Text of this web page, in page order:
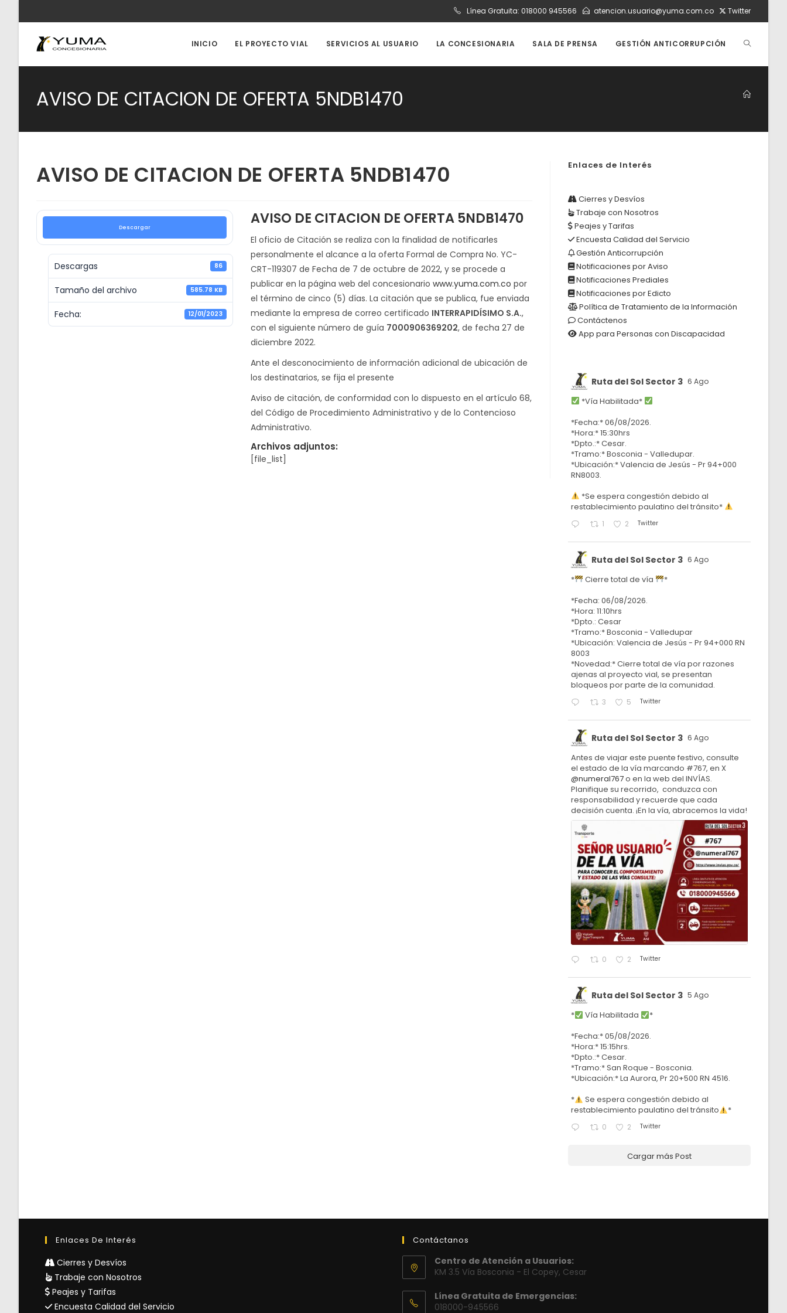
contenido
Línea Gratuita: 018000 945566 atencion.usuario@yuma.com.co Twitter
INICIO EL PROYECTO VIAL SERVICIOS AL USUARIO LA CONCESIONARIA SALA DE PRENSA GESTIÓN ANTICORRUPCIÓN ALTERNAR
BÚSQUEDA
DE
AVISO DE CITACION DE OFERTA 5NDB1470
AVISO DE CITACION DE OFERTA 5NDB1470
Descargar
Descargas 86
Tamaño del archivo 585.78 KB
Fecha: 12/01/2023
AVISO DE CITACION DE OFERTA 5NDB1470
El oficio de Citación se realiza con la finalidad de notificarles
personalmente el alcance a la oferta Formal de Compra No. YC-
CRT-119307 de Fecha de 7 de octubre de 2022, y se procede a
publicar en la página web del concesionario www.yuma.com.co por
el término de cinco (5) días. La citación que se publica, fue enviada
mediante la empresa de correo certificado INTERRAPIDÍSIMO S.A.,
con el siguiente número de guía 7000906369202, de fecha 27 de
diciembre 2022.
Ante el desconocimiento de información adicional de ubicación de
los destinatarios, se fija el presente
Aviso de citación, de conformidad con lo dispuesto en el artículo 68,
del Código de Procedimiento Administrativo y de lo Contencioso
Administrativo.
Archivos adjuntos:
[file_list]
Enlaces de Interés
Cierres y Desvíos
Trabaje con Nosotros
Peajes y Tarifas
Encuesta Calidad del Servicio
Gestión Anticorrupción
Notificaciones por Aviso
Notificaciones Prediales
Notificaciones por Edicto
Política de Tratamiento de la Información
Contáctenos
App para Personas con Discapacidad
Ruta del Sol Sector 3 6 Ago
*Vía Habilitada*
*Fecha:* 06/08/2026.
*Hora:* 15:30hrs
*Dpto.:* Cesar.
*Tramo:* Bosconia - Valledupar.
*Ubicación:* Valencia de Jesús - Pr 94+000
RN8003.
*Se espera congestión debido al
restablecimiento paulatino del tránsito*
1 2 Twitter
Ruta del Sol Sector 3 6 Ago
* Cierre total de vía
*
*Fecha: 06/08/2026.
*Hora: 11:10hrs
*Dpto.: Cesar
*Tramo:* Bosconia - Valledupar
*Ubicación: Valencia de Jesús - Pr 94+000 RN
8003
*Novedad:* Cierre total de vía por razones
ajenas al proyecto vial, se presentan
bloqueos por parte de la comunidad.
3 5 Twitter
Ruta del Sol Sector 3 6 Ago
Antes de viajar este puente festivo, consulte
el estado de la vía marcando #767, en X
@numeral767o en la web del INVÍAS.
Planifique su recorrido, conduzca con
responsabilidad y recuerde que cada
decisión cuenta. ¡En la vía, abracemos la vida!
0 2 Twitter
Ruta del Sol Sector 3 5 Ago
* Vía Habilitada
*
*Fecha:* 05/08/2026.
*Hora:* 15:15hrs.
*Dpto.:* Cesar.
*Tramo:* San Roque - Bosconia.
*Ubicación:* La Aurora, Pr 20+500 RN 4516.
*
Se espera congestión debido al
restablecimiento paulatino del tránsito
*
0 2 Twitter
Cargar más Post
Enlaces De Interés
Cierres y Desvíos
Trabaje con Nosotros
Peajes y Tarifas
Encuesta Calidad del Servicio
Contáctanos
Centro de Atención a Usuarios:
KM 3.5 Vía Bosconia - El Copey, Cesar
Línea Gratuita de Emergencias:
018000-945566